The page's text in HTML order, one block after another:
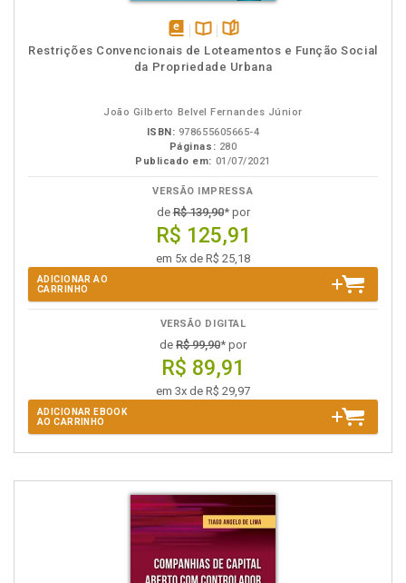
disponível
em
Disponível
na
páginas
Restrições Convencionais de Loteamentos e Função Social
da Propriedade Urbana
João Gilberto Belvel Fernandes Júnior
ISBN: 978655605665-4
Páginas: 280
Publicado em: 01/07/2021
VERSÃO IMPRESSA
deR$ 139,90* por
R$ 125,91
em 5x de R$ 25,18
ADICIONAR AO
CARRINHO
VERSÃO DIGITAL
de R$ 99,90* por
R$ 89,91
em 3x de R$ 29,97
ADICIONAR EBOOK
AO CARRINHO